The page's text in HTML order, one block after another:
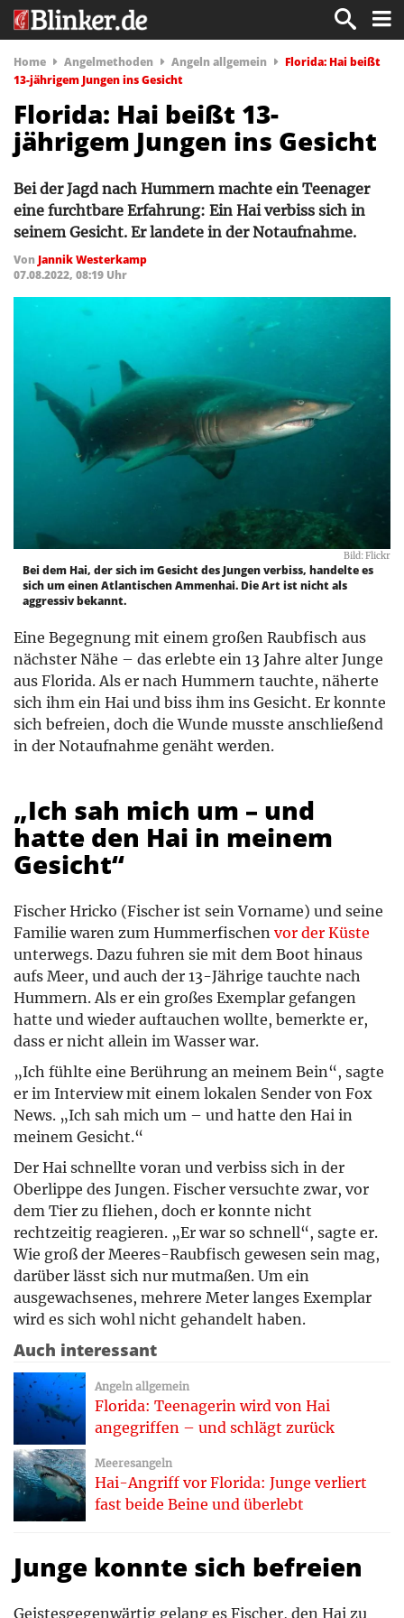
Home Angelmethoden Angeln allgemein
Florida: Hai beißt
13-jährigem Jungen ins Gesicht
Florida: Hai beißt 13-
jährigem Jungen ins Gesicht
Bei der Jagd nach Hummern machte ein Teenager
eine furchtbare Erfahrung: Ein Hai verbiss sich in
seinem Gesicht. Er landete in der Notaufnahme.
Von Jannik Westerkamp
07.08.2022, 08:19 Uhr
Bild: Flickr
Bei dem Hai, der sich im Gesicht des Jungen verbiss, handelte es
sich um einen Atlantischen Ammenhai. Die Art ist nicht als
aggressiv bekannt.
Eine Begegnung mit einem großen Raubfisch aus
nächster Nähe – das erlebte ein 13 Jahre alter Junge
aus Florida. Als er nach Hummern tauchte, näherte
sich ihm ein Hai und biss ihm ins Gesicht. Er konnte
sich befreien, doch die Wunde musste anschließend
in der Notaufnahme genäht werden.
„Ich sah mich um – und
hatte den Hai in meinem
Gesicht“
Fischer Hricko (Fischer ist sein Vorname) und seine
Familie waren zum Hummerfischen vor der Küste
unterwegs. Dazu fuhren sie mit dem Boot hinaus
aufs Meer, und auch der 13-Jährige tauchte nach
Hummern. Als er ein großes Exemplar gefangen
hatte und wieder auftauchen wollte, bemerkte er,
dass er nicht allein im Wasser war.
„Ich fühlte eine Berührung an meinem Bein“, sagte
er im Interview mit einem lokalen Sender von Fox
News. „Ich sah mich um – und hatte den Hai in
meinem Gesicht.“
Der Hai schnellte voran und verbiss sich in der
Oberlippe des Jungen. Fischer versuchte zwar, vor
dem Tier zu fliehen, doch er konnte nicht
rechtzeitig reagieren. „Er war so schnell“, sagte er.
Wie groß der Meeres-Raubfisch gewesen sein mag,
darüber lässt sich nur mutmaßen. Um ein
ausgewachsenes, mehrere Meter langes Exemplar
wird es sich wohl nicht gehandelt haben.
Auch interessant
Angeln allgemein
Florida: Teenagerin wird von Hai
angegriffen – und schlägt zurück
Meeresangeln
Hai-Angriff vor Florida: Junge verliert
fast beide Beine und überlebt
Junge konnte sich befreien
Geistesgegenwärtig gelang es Fischer, den Hai zu